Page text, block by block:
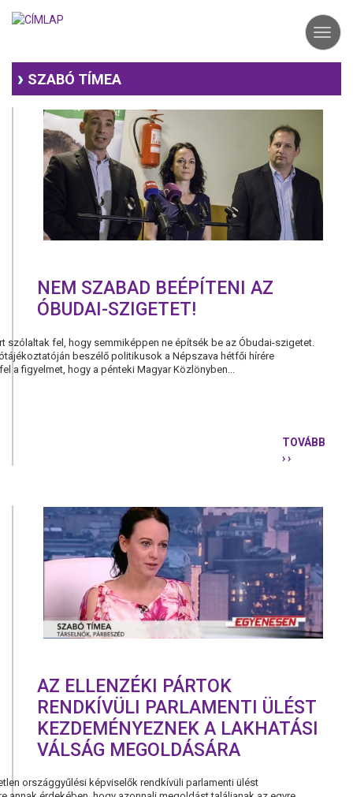
SZABÓ TÍMEA
NEM SZABAD BEÉPÍTENI AZ
ÓBUDAI-SZIGETET!
szólaltak fel, hogy semmiképpen ne építsék be az Óbudai-szigetet.
beszélő politikusok a Népszava hétfői hírére
a figyelmet, hogy a pénteki Magyar Közlönyben...
TOVÁBB
› ›
AZ
ÓBUDAI-
AZ ELLENZÉKI PÁRTOK
RENDKÍVÜLI PARLAMENTI ÜLÉST
KEZDEMÉNYEZNEK A LAKHATÁSI
VÁLSÁG MEGOLDÁSÁRA
országgyűlési képviselők rendkívüli parlamenti ülést